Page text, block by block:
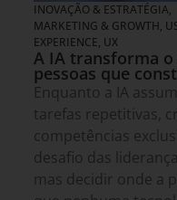
INOVAÇÃO & ESTRATÉGIA,
MARKETING & GROWTH,
EXPERIENCE, UX
A IA transforma
pessoas que
Enquanto a IA
tarefas repetitivas,
competências
desafio das
mas decidir onde a